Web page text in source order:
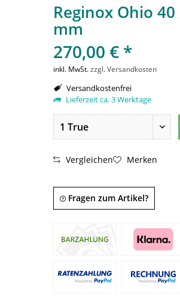
Reginox Ohio
mm
270,00 € *
inkl. MwSt.zzgl. Versandkosten
Versandkostenfrei
Lieferzeit ca. 3 Werktage
Vergleichen Merken
Fragen zum Artikel?